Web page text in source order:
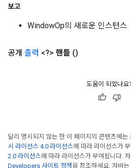
보고
WindowOp의 새로운 인스턴스
공개 출력 <?> 핸들 ()
도움이 되었나요
달리 명시되지 않는 한 이 페이지의 콘텐츠에는
시 라이선스 4.0 라이선스에 따라 라이선스가
2.0 라이선스에 따라 라이선스가 부여됩니다.
Developers 사이트 정책을 참조하세요. 자바